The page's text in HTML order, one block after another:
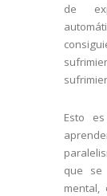
de
Esto
que se